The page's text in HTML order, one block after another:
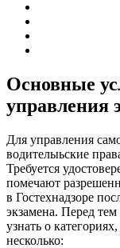
Основные
управления
Для управления
водителыьские
Требуется
помечают
в Гостехнадзоре
экзамена. Перед тем
узнать о
несколько: